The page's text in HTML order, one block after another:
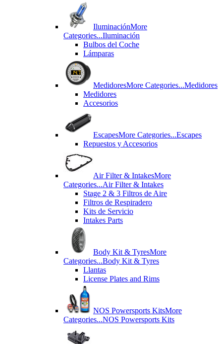
IluminaciónMore
Categories...Iluminación
Bulbos del Coche
Lámparas
MedidoresMore Categories...Medidores
Medidores
Accesorios
EscapesMore Categories...Escapes
Repuestos y Accesorios
Air Filter & IntakesMore
Categories...Air Filter & Intakes
Stage 2 & 3 Filtros de Aire
Filtros de Respiradero
Kits de Servicio
Intakes Parts
Body Kit & TyresMore
Categories...Body Kit & Tyres
Llantas
License Plates and Rims
NOS Powersports KitsMore
Categories...NOS Powersports Kits